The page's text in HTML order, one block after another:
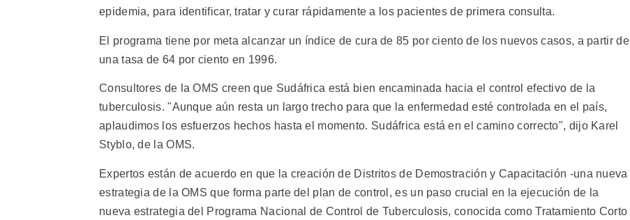
epidemia, para identificar, tratar y curar rápidamente a los pacientes de primera consulta.
El programa tiene por meta alcanzar un índice de cura de 85 por ciento de los nuevos casos, a partir de
una tasa de 64 por ciento en 1996.
Consultores de la OMS creen que Sudáfrica está bien encaminada hacia el control efectivo de la
tuberculosis. "Aunque aún resta un largo trecho para que la enfermedad esté controlada en el país,
aplaudimos los esfuerzos hechos hasta el momento. Sudáfrica está en el camino correcto", dijo Karel
Styblo, de la OMS.
Expertos están de acuerdo en que la creación de Distritos de Demostración y Capacitación -una nueva
estrategia de la OMS que forma parte del plan de control, es un paso crucial en la ejecución de la
nueva estrategia del Programa Nacional de Control de Tuberculosis, conocida como Tratamiento Corto